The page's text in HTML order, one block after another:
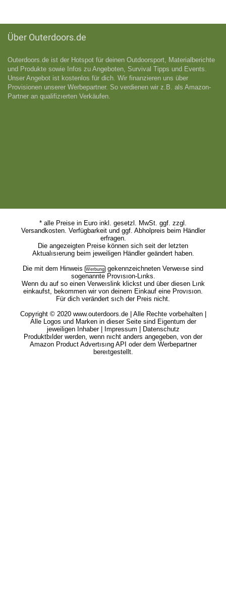
Über Outerdoors.de
Outerdoors.de ist der Hotspot für deinen Outdoorsport, Materialberichte
und Produkte sowie Infos zu Angeboten, Survival Tipps und Events.
Unser Angebot ist kostenlos für dich. Wir finanzieren uns über
Provisionen unserer Werbepartner. So verdienen wir z.B. als Amazon-
Partner an qualifizıerten Verkäufen.
* alle Preise in Euro inkl. gesetzl. MwSt. ggf. zzgl.
Versandkosten. Verfügbarkeit und ggf. Abholpreis beim Händler
erfragen.
Die angezeigten Preise können sich seit der letzten
Aktualısıerung beim jeweiligen Händler geändert haben.
Die mit dem Hinweis
gekennzeichneten Verweıse sind
sogenannte Provısıon-Lınks.
Wenn du auf so einen Verweıslink klickst und über diesen Lınk
einkaufst, bekommen wir von deinem Einkauf eine Provısıon.
Für dich verändert sıch der Preis nicht.
Copyright © 2020 www.outerdoors.de | Alle Rechte vorbehalten |
Alle Logos und Marken in dieser Seite sind Eigentum der
jeweiligen Inhaber |
Impressum
Datenschutz
Produktbılder werden, wenn nıcht anders angegeben, von der
Amazon Product Advertısıng API oder dem Werbepartner
bereıtgestellt.